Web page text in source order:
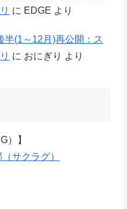
に EDGE より
半(1～12月)再公開：ス
に おにぎり より
）】
サクラグ）